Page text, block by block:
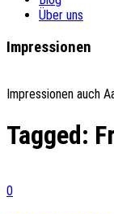
Über uns
Impressionen
Impressionen auch
Tagged:
0